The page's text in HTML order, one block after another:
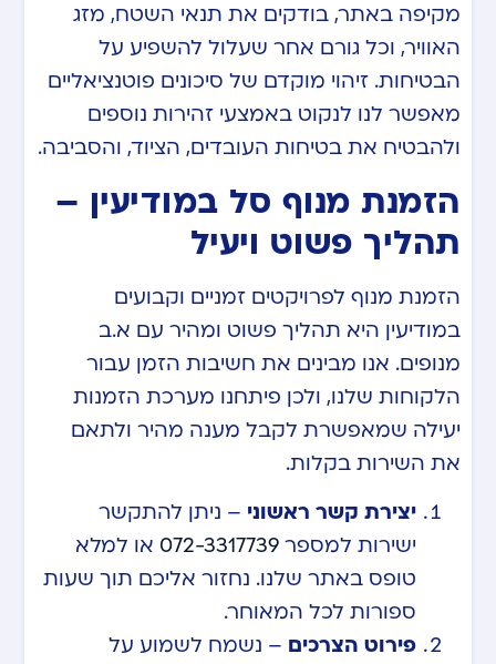
מקיפה באתר, בודקים את תנאי השטח, מזג
האוויר, וכל גורם אחר שעלול להשפיע על
הבטיחות. זיהוי מוקדם של סיכונים פוטנציאליים
מאפשר לנו לנקוט באמצעי זהירות נוספים
ולהבטיח את בטיחות העובדים, הציוד, והסביבה.
הזמנת מנוף סל במודיעין –
תהליך פשוט ויעיל
הזמנת מנוף לפרויקטים זמניים וקבועים
במודיעין היא תהליך פשוט ומהיר עם א.ב
מנופים. אנו מבינים את חשיבות הזמן עבור
הלקוחות שלנו, ולכן פיתחנו מערכת הזמנות
יעילה שמאפשרת לקבל מענה מהיר ולתאם
את השירות בקלות.
יצירת קשר ראשוני – ניתן להתקשר
ישירות למספר072-3317739 או למלא
טופס באתר שלנו. נחזור אליכם תוך שעות
ספורות לכל המאוחר.
פירוט הצרכים – נשמח לשמוע על